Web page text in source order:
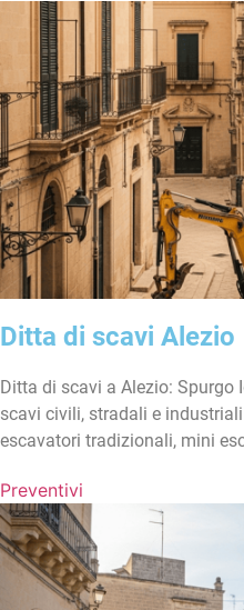
Ditta di scavi Alezio
Ditta di scavi a Alezio:
scavi civili, stradali e
escavatori tradizionali, mini
Preventivi